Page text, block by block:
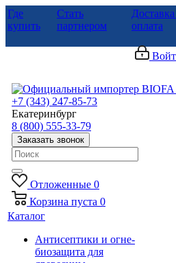
Где
купить
Стать
партнером
оплата
+7 (343) 247-85-73
Екатеринбург
8 (800) 555-33-79
Заказать звонок
Отложенные 0
Корзина пуста 0
Каталог
Антисептики и огне-
биозащита для